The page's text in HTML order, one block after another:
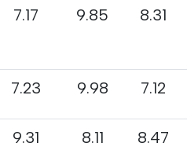
8.31
9.85
7.17
7.12
9.98
7.23
8.47
8.11
9.31